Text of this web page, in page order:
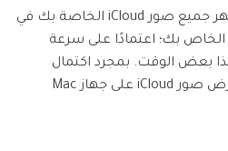
الآن، انتظر حتى تظهر جميع صور iCloud الخاصة بك في
تطبيق الصور على جهاز Mac الخاص بك؛ اعتمادًا على سرعة
بعض الوقت. بمجرد اكتمال
المزامنة، يمكنك بسهولة عرض صور iCloud على جهاز Mac